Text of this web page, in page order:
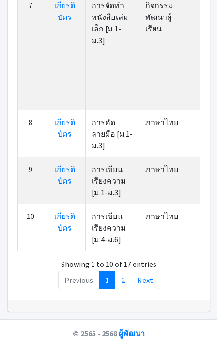
7
เกียรติ
บัตร
การจัดทำ
หนังสือเล่ม
เล็ก [ม.1-
ม.3]
กิจกรรม
พัฒนาผู้
เรียน
8
เกียรติ
บัตร
การคัด
ลายมือ [ม.1-
ม.3]
ภาษาไทย
9
เกียรติ
บัตร
การเขียน
เรียงความ
[ม.1-ม.3]
ภาษาไทย
10
เกียรติ
บัตร
การเขียน
เรียงความ
[ม.4-ม.6]
ภาษาไทย
Showing 1 to 10 of 17 entries
Previous
1 2 Next
© 2565 - 2568 ผู้พัฒนา